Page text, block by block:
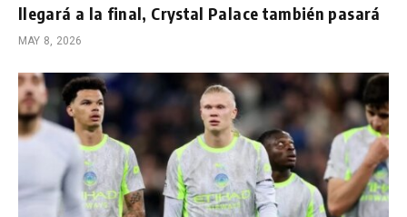
llegará a la final, Crystal Palace también pasará
MAY 8, 2026